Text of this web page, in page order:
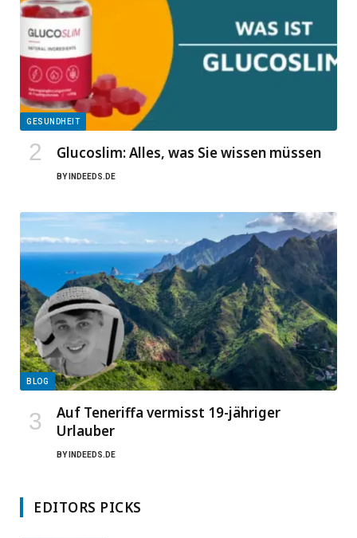
GESUNDHEIT
Glucoslim: Alles, was Sie wissen müssen
BY INDEEDS.DE
BLOG
Auf Teneriffa vermisst 19-jähriger
Urlauber
BY INDEEDS.DE
EDITORS PICKS